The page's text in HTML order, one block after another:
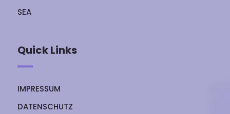
SEA
Quick Links
IMPRESSUM
DATENSCHUTZ